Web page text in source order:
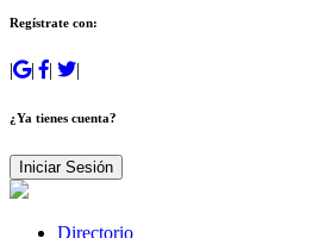
Regístrate con:
| | | |
¿Ya tienes cuenta?
Iniciar Sesión
Directorio